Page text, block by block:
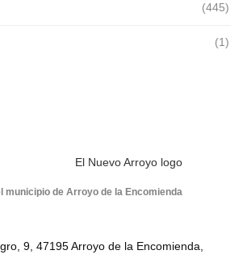
(445)
(1)
municipio de Arroyo de la Encomienda
9, 47195 Arroyo de la Encomienda,